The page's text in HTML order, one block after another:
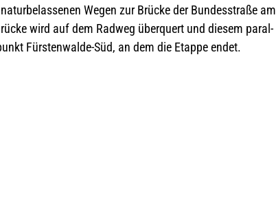
Wegen zur Brü­cke der Bun­des­straße am
wird auf dem Rad­weg über­quert und die­sem par­al­
Fürs­ten­walde-Süd, an dem die Etappe endet.